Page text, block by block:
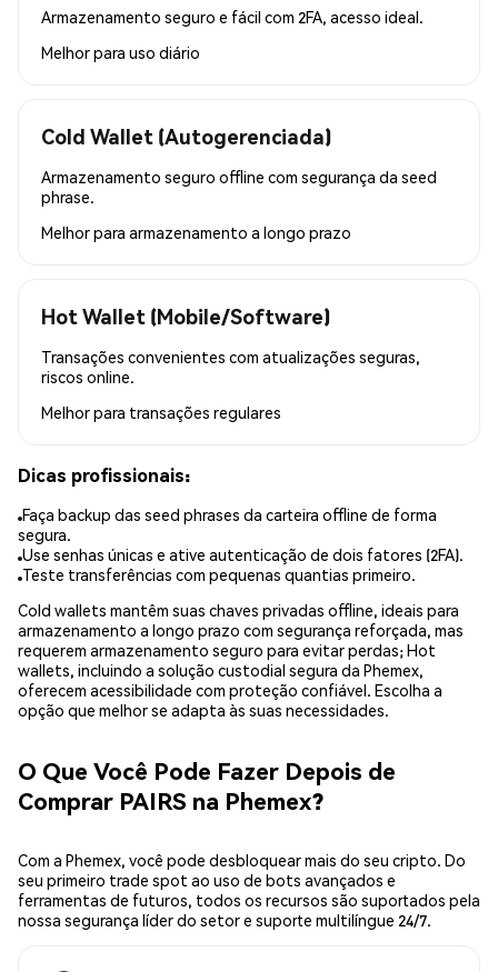
Armazenamento seguro e fácil com 2FA, acesso ideal.
Melhor para uso diário
Cold Wallet (Autogerenciada)
Armazenamento seguro offline com segurança da seed
phrase.
Melhor para armazenamento a longo prazo
Hot Wallet (Mobile/Software)
Transações convenientes com atualizações seguras,
riscos online.
Melhor para transações regulares
Dicas profissionais:
Faça backup das seed phrases da carteira offline de forma
segura.
Use senhas únicas e ative autenticação de dois fatores (2FA).
Teste transferências com pequenas quantias primeiro.
Cold wallets mantêm suas chaves privadas offline, ideais para
armazenamento a longo prazo com segurança reforçada, mas
requerem armazenamento seguro para evitar perdas; Hot
wallets, incluindo a solução custodial segura da Phemex,
oferecem acessibilidade com proteção confiável. Escolha a
opção que melhor se adapta às suas necessidades.
O Que Você Pode Fazer Depois de
Comprar PAIRS na Phemex?
Com a Phemex, você pode desbloquear mais do seu cripto. Do
seu primeiro trade spot ao uso de bots avançados e
ferramentas de futuros, todos os recursos são suportados pela
nossa segurança líder do setor e suporte multilíngue 24/7.